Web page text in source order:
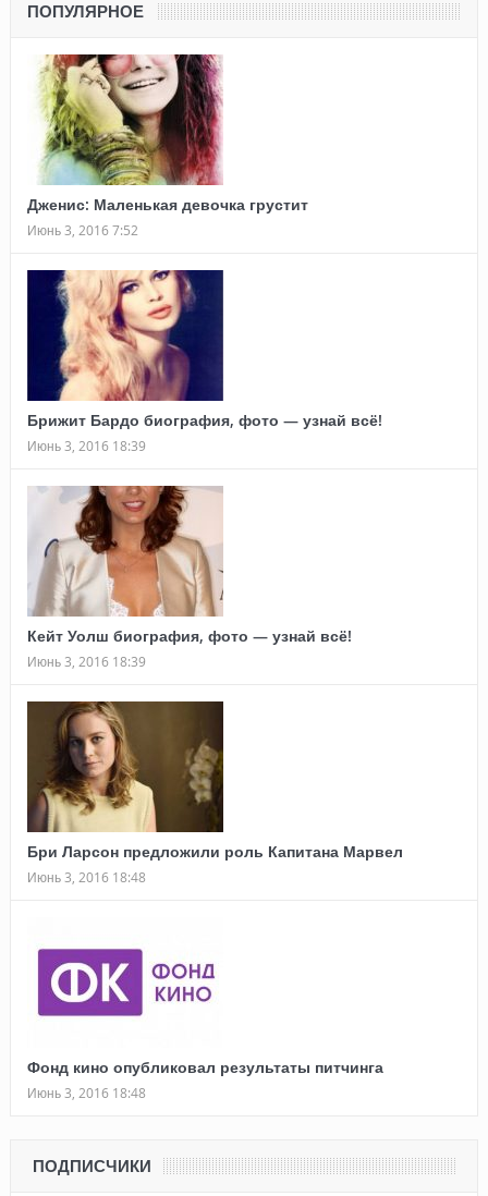
ПОПУЛЯРНОЕ
Дженис: Маленькая девочка грустит
Июнь 3, 2016 7:52
Брижит Бардо биография, фото — узнай всё!
Июнь 3, 2016 18:39
Кейт Уолш биография, фото — узнай всё!
Июнь 3, 2016 18:39
Бри Ларсон предложили роль Капитана Марвел
Июнь 3, 2016 18:48
Фонд кино опубликовал результаты питчинга
Июнь 3, 2016 18:48
ПОДПИСЧИКИ